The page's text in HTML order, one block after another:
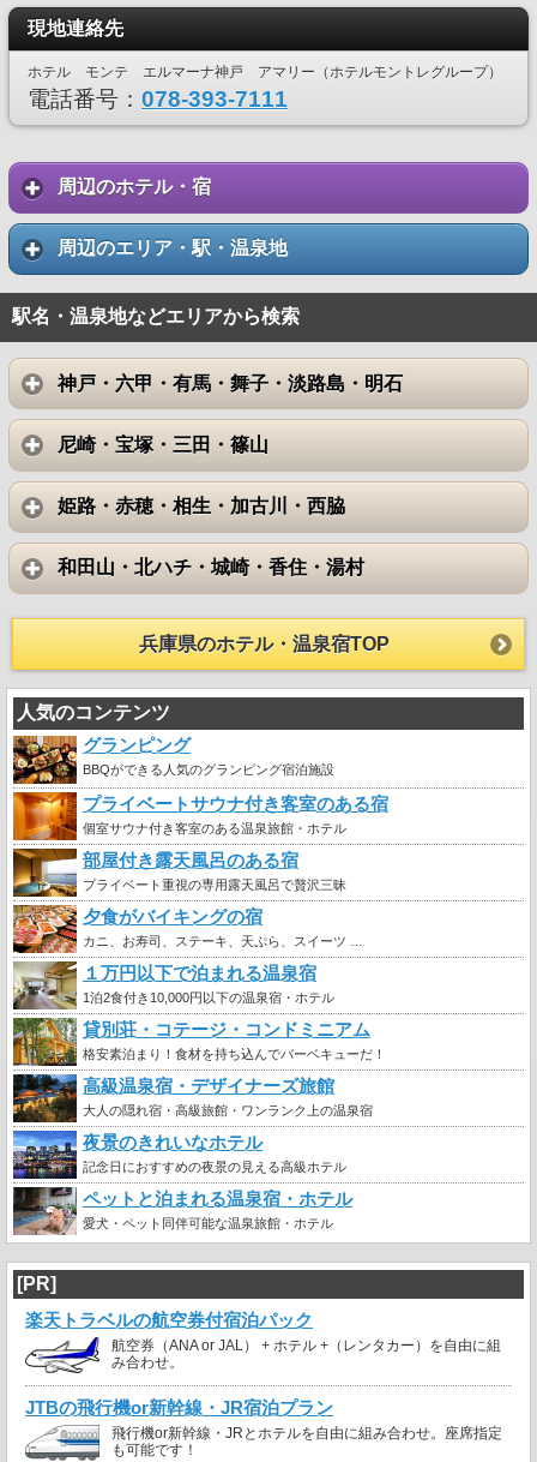
現地連絡先
ホテル モンテ エルマーナ神戸 アマリー（ホテルモントレグループ）
電話番号： 078-393-7111
周辺のホテル・宿
周辺のエリア・駅・温泉地
駅名・温泉地などエリアから検索
神戸・六甲・有馬・舞子・淡路島・明石
尼崎・宝塚・三田・篠山
姫路・赤穂・相生・加古川・西脇
和田山・北ハチ・城崎・香住・湯村
兵庫県のホテル・温泉宿TOP
人気のコンテンツ
グランピング
BBQができる人気のグランピング宿泊施設
プライベートサウナ付き客室のある宿
個室サウナ付き客室のある温泉旅館・ホテル
部屋付き露天風呂のある宿
プライベート重視の専用露天風呂で贅沢三昧
夕食がバイキングの宿
カニ、お寿司、ステーキ、天ぷら、スイーツ …
１万円以下で泊まれる温泉宿
1泊2食付き10,000円以下の温泉宿・ホテル
貸別荘・コテージ・コンドミニアム
格安素泊まり！食材を持ち込んでバーベキューだ！
高級温泉宿・デザイナーズ旅館
大人の隠れ宿・高級旅館・ワンランク上の温泉宿
夜景のきれいなホテル
記念日におすすめの夜景の見える高級ホテル
ペットと泊まれる温泉宿・ホテル
愛犬・ペット同伴可能な温泉旅館・ホテル
[PR]
楽天トラベルの航空券付宿泊パック
航空券（ANA or JAL） + ホテル +（レンタカー）を自由に組
み合わせ。
JTBの飛行機or新幹線・JR宿泊プラン
飛行機or新幹線・JRとホテルを自由に組み合わせ。座席指定
も可能です！